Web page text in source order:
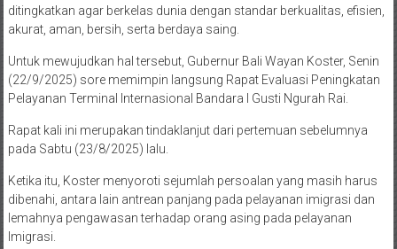
ditingkatkan agar berkelas dunia dengan standar berkualitas, efisien,
akurat, aman, bersih, serta berdaya saing.
Untuk mewujudkan hal tersebut, Gubernur Bali Wayan Koster, Senin
(22/9/2025) sore memimpin langsung Rapat Evaluasi Peningkatan
Pelayanan Terminal Internasional Bandara I Gusti Ngurah Rai.
Rapat kali ini merupakan tindaklanjut dari pertemuan sebelumnya
pada Sabtu (23/8/2025) lalu.
Ketika itu, Koster menyoroti sejumlah persoalan yang masih harus
dibenahi, antara lain antrean panjang pada pelayanan imigrasi dan
lemahnya pengawasan terhadap orang asing pada pelayanan
Imigrasi.